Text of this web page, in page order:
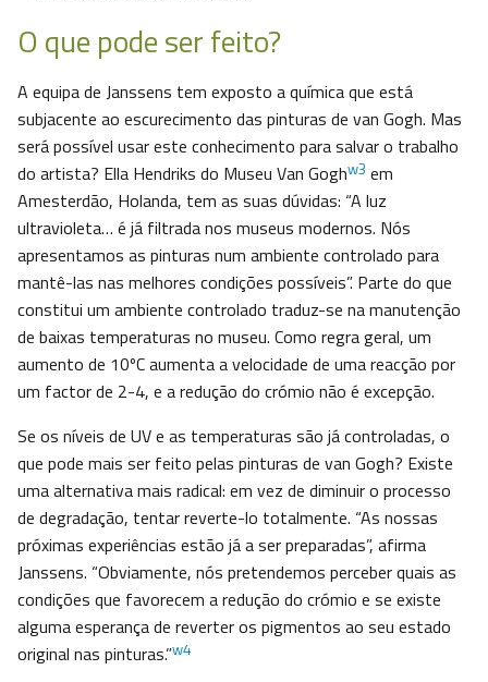
O que pode ser feito?
A equipa de Janssens tem exposto a química que está
subjacente ao escurecimento das pinturas de van Gogh. Mas
será possível usar este conhecimento para salvar o trabalho
do artista? Ella Hendriks do Museu Van Goghw3 em
Amesterdão, Holanda, tem as suas dúvidas: “A luz
ultravioleta… é já filtrada nos museus modernos. Nós
apresentamos as pinturas num ambiente controlado para
mantê-las nas melhores condições possíveis”. Parte do que
constitui um ambiente controlado traduz-se na manutenção
de baixas temperaturas no museu. Como regra geral, um
aumento de 10ºC aumenta a velocidade de uma reacção por
um factor de 2-4, e a redução do crómio não é excepção.
Se os níveis de UV e as temperaturas são já controladas, o
que pode mais ser feito pelas pinturas de van Gogh? Existe
uma alternativa mais radical: em vez de diminuir o processo
de degradação, tentar reverte-lo totalmente. “As nossas
próximas experiências estão já a ser preparadas”, afirma
Janssens. “Obviamente, nós pretendemos perceber quais as
condições que favorecem a redução do crómio e se existe
alguma esperança de reverter os pigmentos ao seu estado
original nas pinturas.”w4